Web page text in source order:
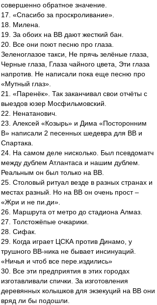
совершенно обратное значение.
17. «Спасибо за проскроливание».
18. Милена.
19. За обоих на ВВ дают жесткий бан.
20. Все они поют песню про глаза.
Зеленоглазое такси, Не прячь зелёные глаза,
Черные глаза, Глаза чайного цвета, Эти глаза
напротив. Не написали пока еще песню про
«Мутный глаз».
21. «Паренёк». Так заканчивал свои отчёты с
выездов юзер Мосфильмовский.
22. Ненатанович.
23. Алексей «Козырь» и Дима «Посторонним
В» написали 2 песенных шедевра для ВВ и
Спартака.
24. На самом деле нисколько. Был псевдоматч
между дублем Атлантаса и нашим дублем.
Реальным он был только на ВВ.
25. Столовый ритуал везде в разных странах и
местах разный. Но на ВВ он очень прост –
«Жри и не пи.ди».
26. Маршрута от метро до стадиона Алмаз.
27. Толстожёпые очкарики.
28. Сифак.
29. Когда играет ЦСКА против Динамо, у
трушного ВВ-ника не бывает инсинуаций.
«Ничья и чтоб все пере.издились»
30. Все эти предприятия в этих городах
изготавливали спички. За изготовления
деревянных колышков для экзекуций на ВВ они
вряд ли бы подошли.